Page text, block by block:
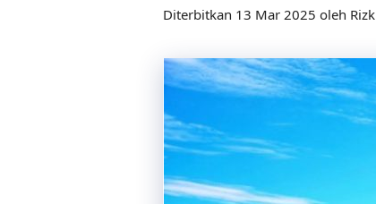
13 Mar 2025 oleh